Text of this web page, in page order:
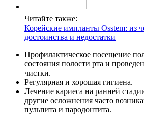
Читайте также:
Корейские импланты Osstem: из
достоинства и недостатки
Профилактическое посещение
состояния полости рта и
чистки.
Регулярная и хорошая гигиена.
Лечение кариеса на ранней
другие осложнения часто
пульпита и пародонтита.